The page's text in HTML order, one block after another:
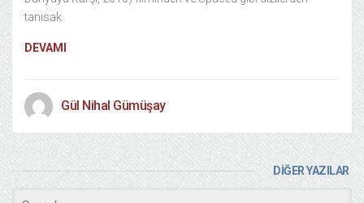
tanısak
DEVAMI
Gül Nihal Gümüşay
DİĞER YAZILAR